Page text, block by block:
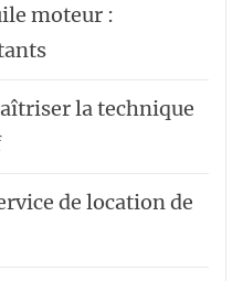
moteur :
la technique
de location de